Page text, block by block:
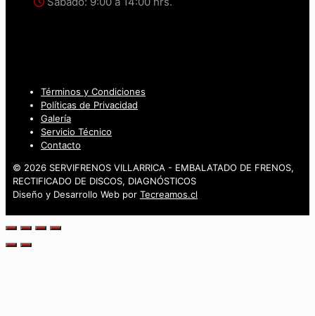
Términos y Condiciones
Políticas de Privacidad
Galería
Servicio Técnico
Contacto
© 2026 SERVIFRENOS VILLARRICA - EMBALATADO DE FRENOS,
RECTIFICADO DE DISCOS, DIAGNÓSTICOS
Diseño y Desarrollo Web por Tecreamos.cl